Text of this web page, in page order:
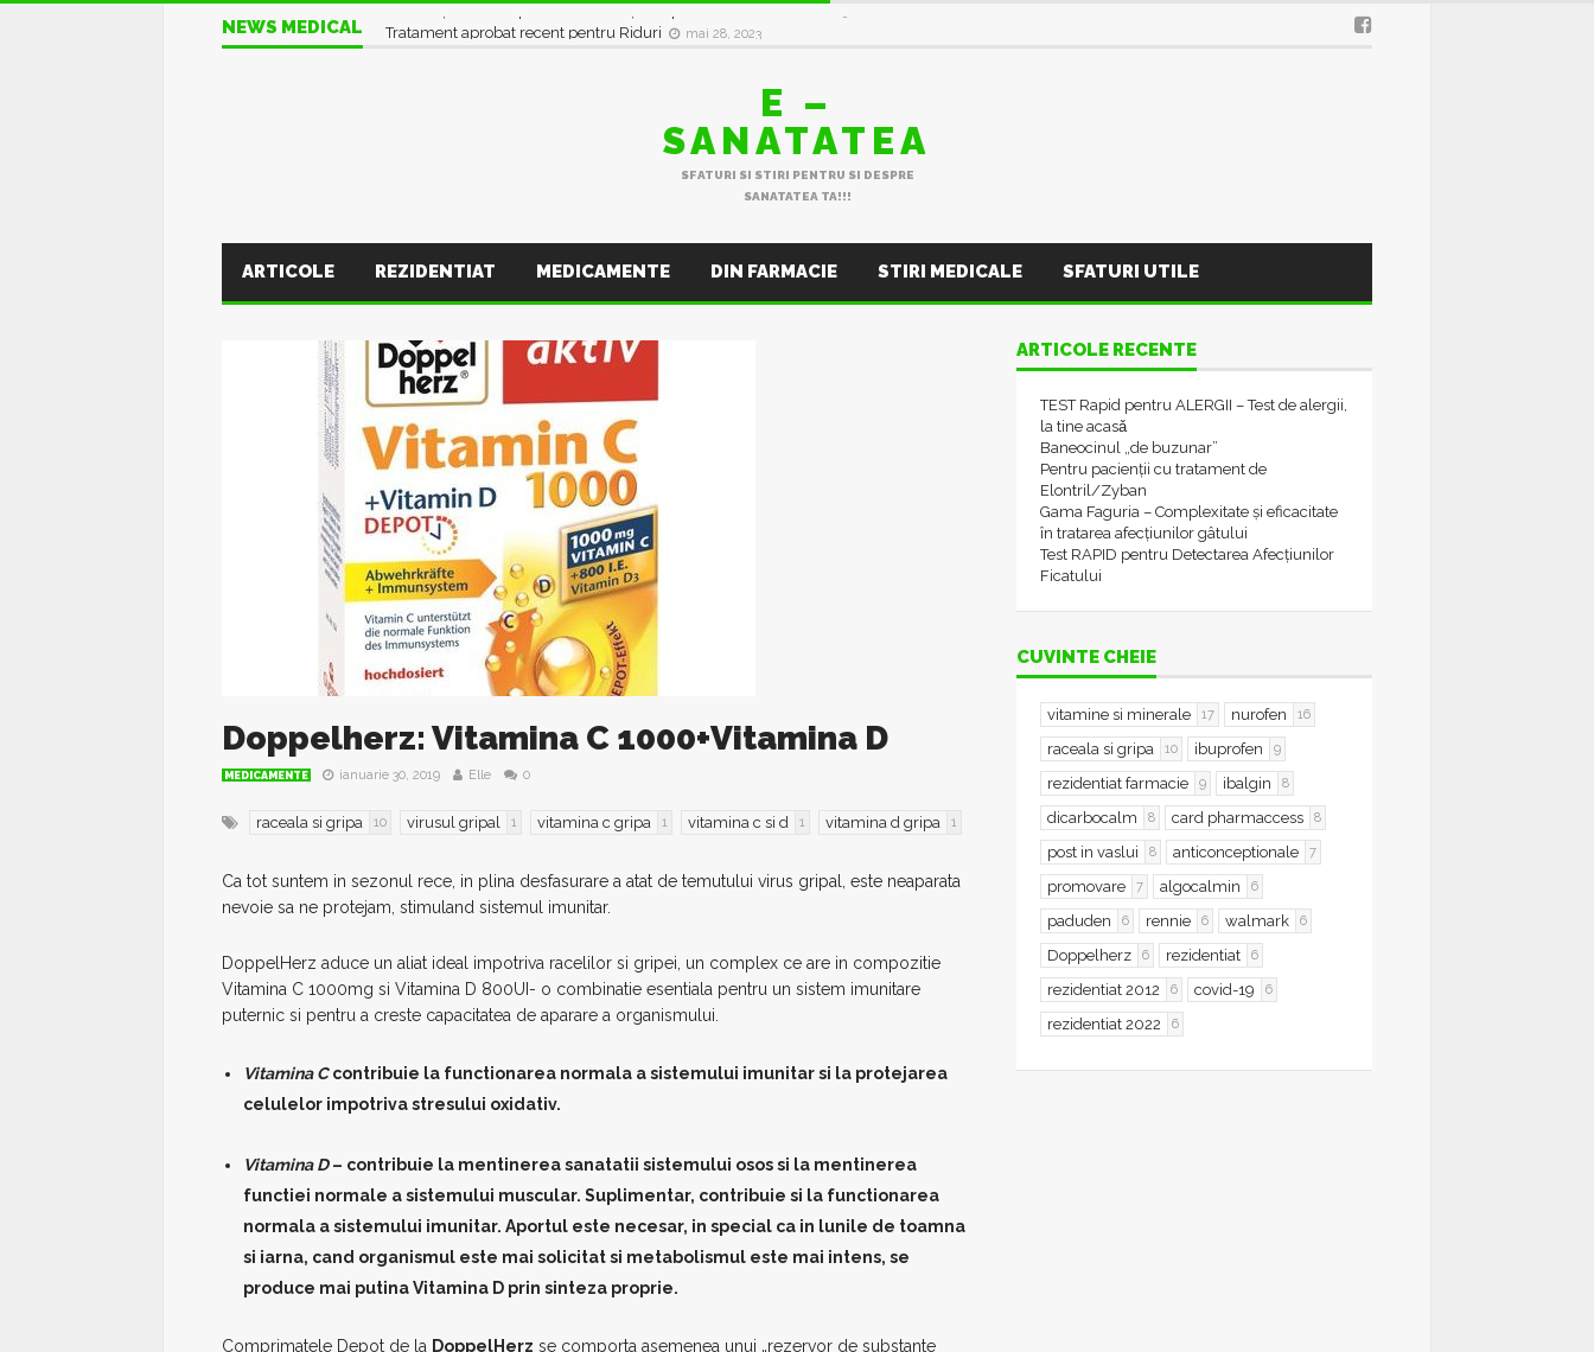
NEWS MEDICAL Informații UTILE în plin val de Infecții Respiratorii ianuarie 11, 2023
E –
SANATATEA
SFATURI SI STIRI PENTRU SI DESPRE
SANATATEA TA!!!
ARTICOLE REZIDENTIAT MEDICAMENTE DIN FARMACIE STIRI MEDICALE SFATURI UTILE
Doppelherz: Vitamina C 1000+Vitamina D
MEDICAMENTE ianuarie 30, 2019 Elle 0
raceala si gripa 10 virusul gripal 1 vitamina c gripa 1 vitamina c si d 1 vitamina d gripa 1
Ca tot suntem in sezonul rece, in plina desfasurare a atat de temutului virus gripal, este neaparata
nevoie sa ne protejam, stimuland sistemul imunitar.
DoppelHerz aduce un aliat ideal impotriva racelilor si gripei, un complex ce are in compozitie
Vitamina C 1000mg si Vitamina D 800UI- o combinatie esentiala pentru un sistem imunitare
puternic si pentru a creste capacitatea de aparare a organismului.
Vitamina Ccontribuie la functionarea normala a sistemului imunitar si la protejarea
celulelor impotriva stresului oxidativ.
Vitamina D– contribuie la mentinerea sanatatii sistemului osos si la mentinerea
functiei normale a sistemului muscular. Suplimentar, contribuie si la functionarea
normala a sistemului imunitar. Aportul este necesar, in special ca in lunile de toamna
si iarna, cand organismul este mai solicitat si metabolismul este mai intens, se
produce mai putina Vitamina D prin sinteza proprie.
Comprimatele Depot de la DoppelHerz se comporta asemenea unui „rezervor de substante
ARTICOLE RECENTE
TEST Rapid pentru ALERGII – Test de alergii,
la tine acasǎ
Baneocinul „de buzunar”
Pentru pacienții cu tratament de
Elontril/Zyban
Gama Faguria – Complexitate și eficacitate
în tratarea afecțiunilor gâtului
Test RAPID pentru Detectarea Afecțiunilor
Ficatului
CUVINTE CHEIE
vitamine si minerale 17 nurofen 16
raceala si gripa 10 ibuprofen 9
rezidentiat farmacie 9 ibalgin 8
dicarbocalm 8 card pharmaccess 8
post in vaslui 8 anticonceptionale 7
promovare 7 algocalmin 6
paduden 6 rennie 6 walmark 6
Doppelherz 6 rezidentiat 6
rezidentiat 2012 6 covid-19 6
rezidentiat 2022 6